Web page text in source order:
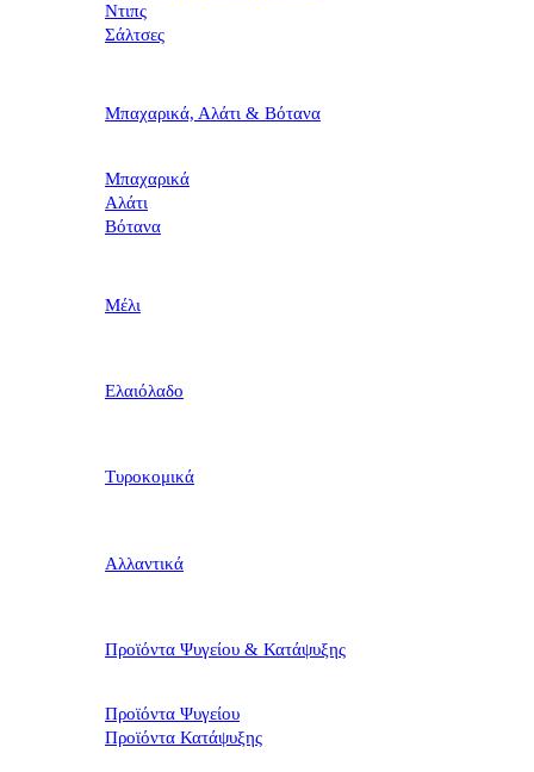
Ντιπς
Σάλτσες
Μπαχαρικά, Αλάτι & Βότανα
Μπαχαρικά
Αλάτι
Βότανα
Μέλι
Ελαιόλαδο
Τυροκομικά
Αλλαντικά
Προϊόντα Ψυγείου & Κατάψυξης
Προϊόντα Ψυγείου
Προϊόντα Κατάψυξης